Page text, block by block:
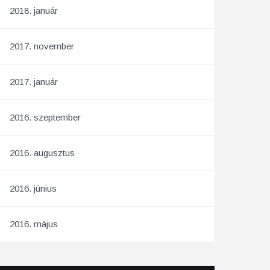
2018. január
2017. november
2017. január
2016. szeptember
2016. augusztus
2016. június
2016. május